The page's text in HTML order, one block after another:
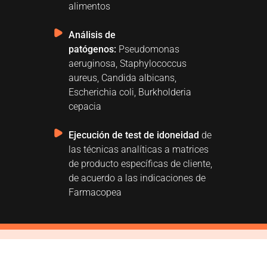
alimentos
Análisis de
patógenos: Pseudomonas
aeruginosa, Staphylococcus
aureus, Candida albicans,
Escherichia coli, Burkholderia
cepacia
Ejecución de test de idoneidad de
las técnicas analíticas a matrices
de producto específicas de cliente,
de acuerdo a las indicaciones de
Farmacopea